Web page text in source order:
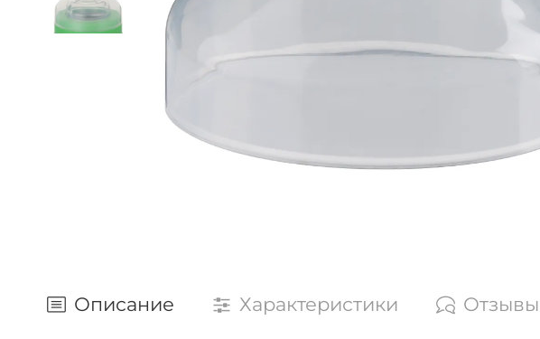
Описание Характеристики Отзывы